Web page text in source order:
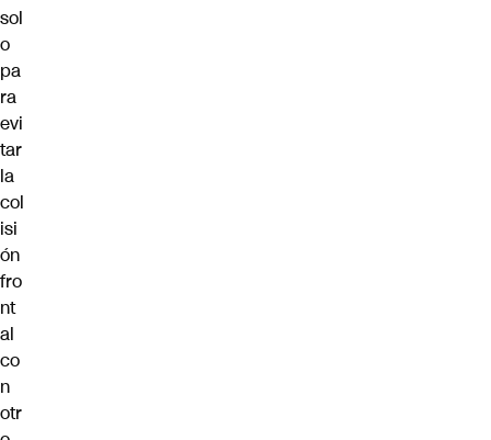
sol
o
pa
ra
evi
tar
la
col
isi
ón
fro
nt
al
co
n
otr